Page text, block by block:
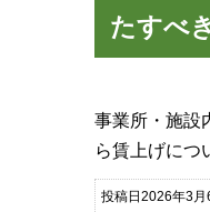
たすべ
事業所・施設
ら賃上げにつ
投稿日2026年3月